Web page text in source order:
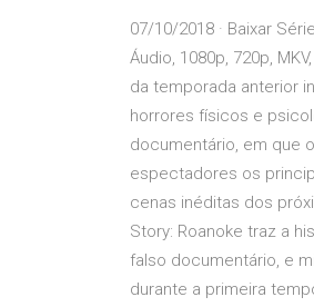
07/10/2018 · Baixar
Áudio, 1080p, 720p,
da temporada anterior
horrores físicos e
documentário, em que
espectadores os
cenas inéditas dos
Story: Roanoke traz a
falso documentário, e
durante a primeira